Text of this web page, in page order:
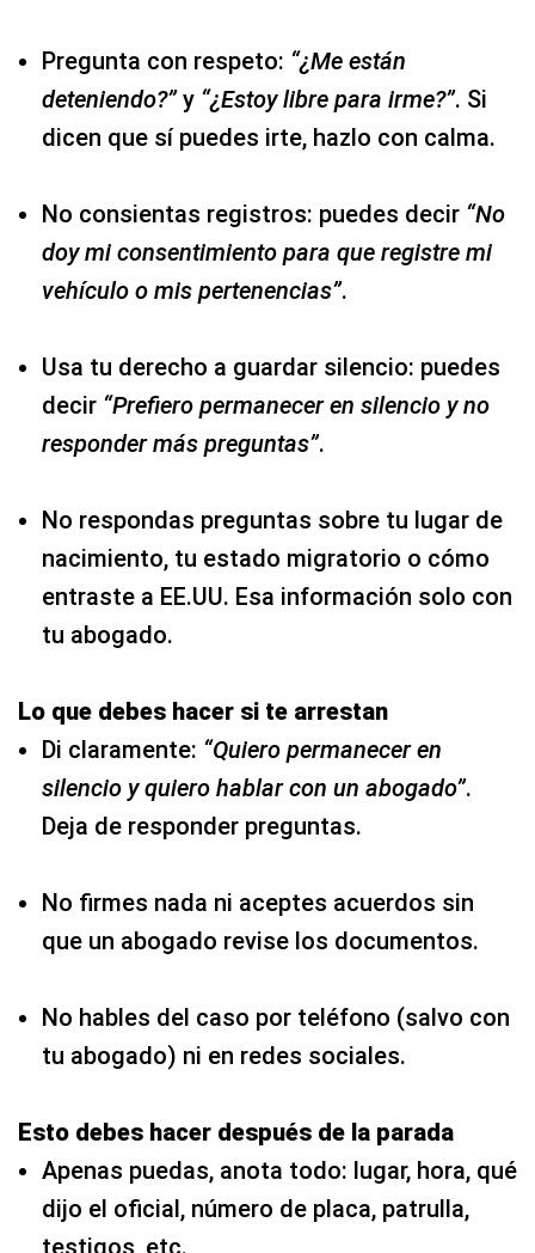
Pregunta con respeto: “¿Me están
deteniendo?”y “¿Estoy libre para irme?”. Si
dicen que sí puedes irte, hazlo con calma.
No consientas registros: puedes decir “No
doy mi consentimiento para que registre mi
vehículo o mis pertenencias”.
Usa tu derecho a guardar silencio: puedes
decir “Prefiero permanecer en silencio y no
responder más preguntas”.
No respondas preguntas sobre tu lugar de
nacimiento, tu estado migratorio o cómo
entraste a EE.UU. Esa información solo con
tu abogado.
Lo que debes hacer si te arrestan
Di claramente: “Quiero permanecer en
silencio y quiero hablar con un abogado”.
Deja de responder preguntas.
No firmes nada ni aceptes acuerdos sin
que un abogado revise los documentos.
No hables del caso por teléfono (salvo con
tu abogado) ni en redes sociales.
Esto debes hacer después de la parada
Apenas puedas, anota todo: lugar, hora, qué
dijo el oficial, número de placa, patrulla,
testigos, etc.